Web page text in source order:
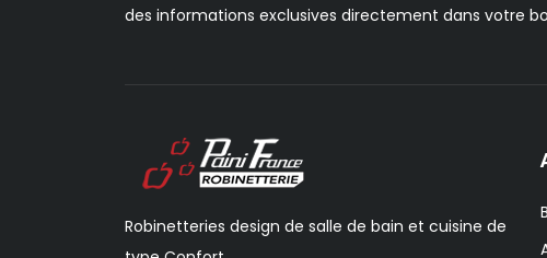
des informations exclusives directement dans votre
Robinetteries design de salle de bain et cuisine de